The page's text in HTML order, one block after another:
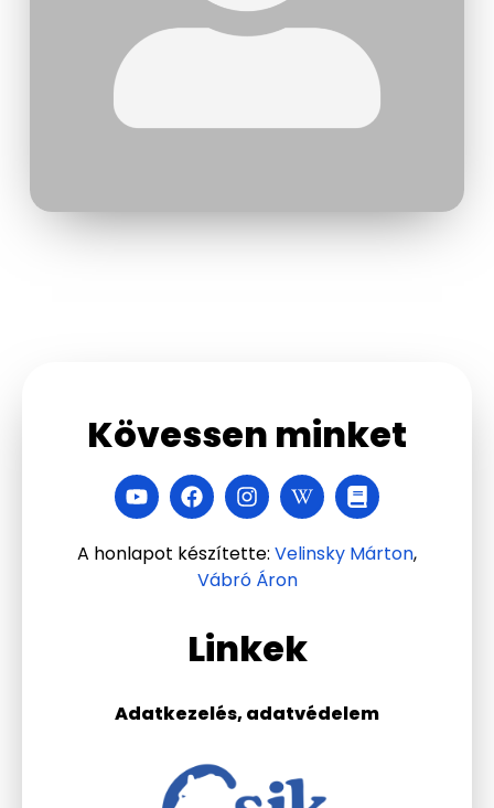
Linkek
Adatkezelés, adatvédelem
Kövessen minket
A honlapot készítette: Velinsky Márton,
Vábró Áron